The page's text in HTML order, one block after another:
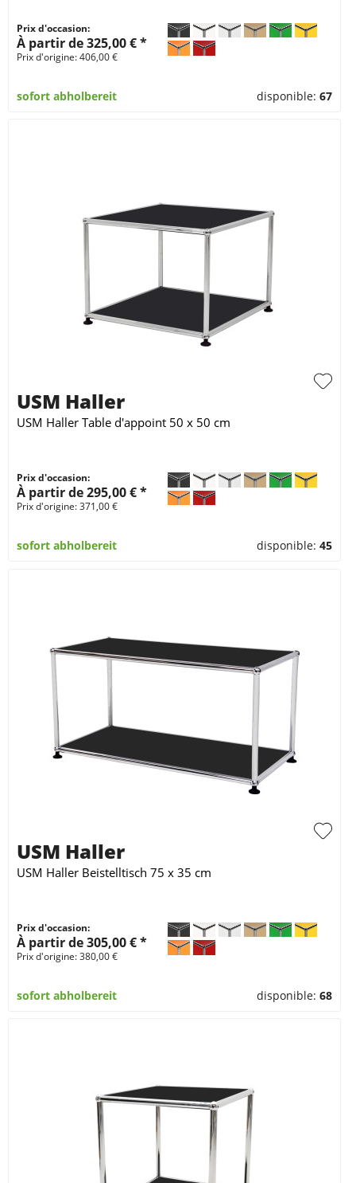
Prix d'occasion:
À partir de 325,00 € *
Prix d'origine: 406,00 €
sofort abholbereit disponible:67
USM Haller
USM Haller Table d'appoint 50 x 50 cm
Prix d'occasion:
À partir de 295,00 € *
Prix d'origine: 371,00 €
sofort abholbereit disponible:45
USM Haller
USM Haller Beistelltisch 75 x 35 cm
Prix d'occasion:
À partir de 305,00 € *
Prix d'origine: 380,00 €
sofort abholbereit disponible:68